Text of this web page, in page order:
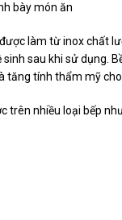
bày món ăn
làm từ inox chất
sinh sau khi sử dụng.
tăng tính thẩm mỹ
trên nhiều loại bếp